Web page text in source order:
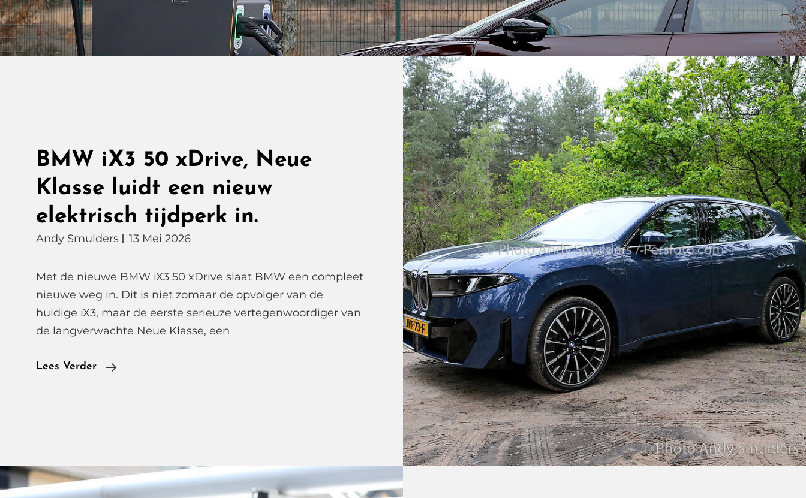
BMW iX3 50 xDrive, Neue
Klasse luidt een nieuw
elektrisch tijdperk in.
Andy Smulders 13 Mei 2026
Met de nieuwe BMW iX3 50 xDrive slaat BMW een compleet
nieuwe weg in. Dit is niet zomaar de opvolger van de
huidige iX3, maar de eerste serieuze vertegenwoordiger van
de langverwachte Neue Klasse, een
Lees Verder
BMW
Luidt
Een